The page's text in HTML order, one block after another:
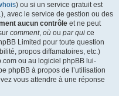
) ou si un service gratuit est
avec le service de gestion ou des
aucun contrôle et ne peut
comment, où ou par qui ce
Limited pour toute question
propos diffamatoires, etc.)
ou au logiciel phpBB lui-
phpBB à propos de l’utilisation
vous attendre à une réponse